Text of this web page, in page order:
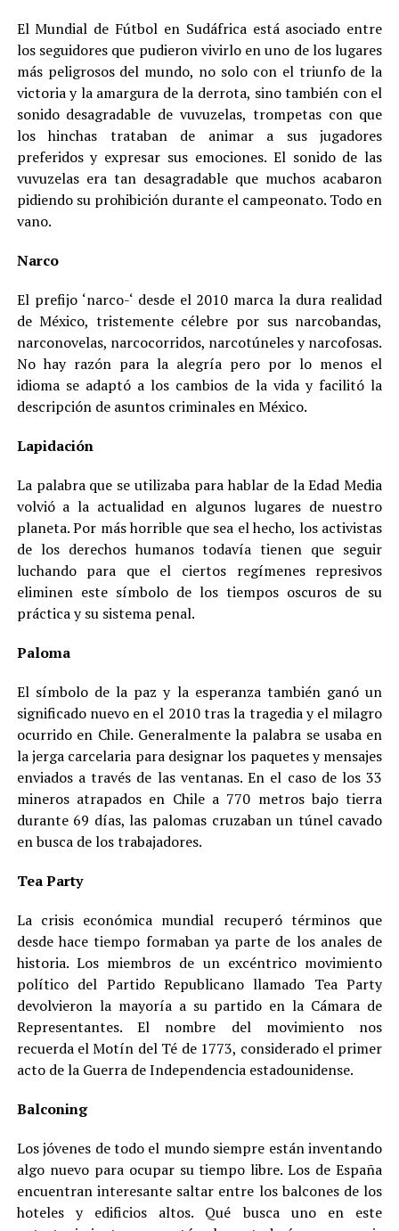
El Mundial de Fútbol en Sudáfrica está asociado entre
los seguidores que pudieron vivirlo en uno de los lugares
más peligrosos del mundo, no solo con el triunfo de la
victoria y la amargura de la derrota, sino también con el
sonido desagradable de vuvuzelas, trompetas con que
los hinchas trataban de animar a sus jugadores
preferidos y expresar sus emociones. El sonido de las
vuvuzelas era tan desagradable que muchos acabaron
pidiendo su prohibición durante el campeonato. Todo en
vano.
Narco
El prefijo ‘narco-‘ desde el 2010 marca la dura realidad
de México, tristemente célebre por sus narcobandas,
narconovelas, narcocorridos, narcotúneles y narcofosas.
No hay razón para la alegría pero por lo menos el
idioma se adaptó a los cambios de la vida y facilitó la
descripción de asuntos criminales en México.
Lapidación
La palabra que se utilizaba para hablar de la Edad Media
volvió a la actualidad en algunos lugares de nuestro
planeta. Por más horrible que sea el hecho, los activistas
de los derechos humanos todavía tienen que seguir
luchando para que el ciertos regímenes represivos
eliminen este símbolo de los tiempos oscuros de su
práctica y su sistema penal.
Paloma
El símbolo de la paz y la esperanza también ganó un
significado nuevo en el 2010 tras la tragedia y el milagro
ocurrido en Chile. Generalmente la palabra se usaba en
la jerga carcelaria para designar los paquetes y mensajes
enviados a través de las ventanas. En el caso de los 33
mineros atrapados en Chile a 770 metros bajo tierra
durante 69 días, las palomas cruzaban un túnel cavado
en busca de los trabajadores.
Tea Party
La crisis económica mundial recuperó términos que
desde hace tiempo formaban ya parte de los anales de
historia. Los miembros de un excéntrico movimiento
político del Partido Republicano llamado Tea Party
devolvieron la mayoría a su partido en la Cámara de
Representantes. El nombre del movimiento nos
recuerda el Motín del Té de 1773, considerado el primer
acto de la Guerra de Independencia estadounidense.
Balconing
Los jóvenes de todo el mundo siempre están inventando
algo nuevo para ocupar su tiempo libre. Los de España
encuentran interesante saltar entre los balcones de los
hoteles y edificios altos. Qué busca uno en este